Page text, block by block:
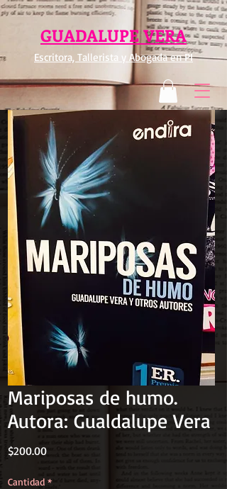
GUADALUPE VERA
Escritora, Tallerista y Abogada en PI
Mariposas de humo.
Autora: Gualdalupe Vera
$200.00Precio
Cantidad *